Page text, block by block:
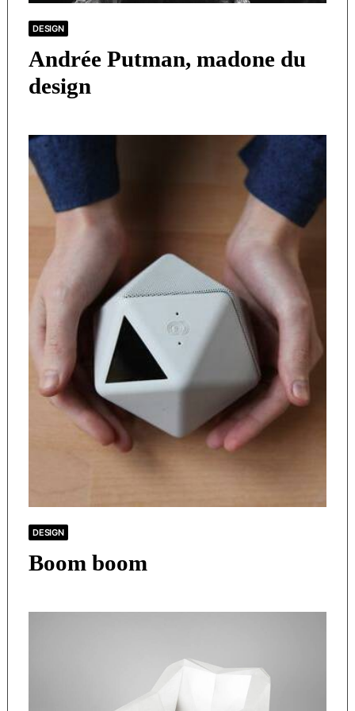
DESIGN
Andrée Putman, madone du
design
DESIGN
Boom boom